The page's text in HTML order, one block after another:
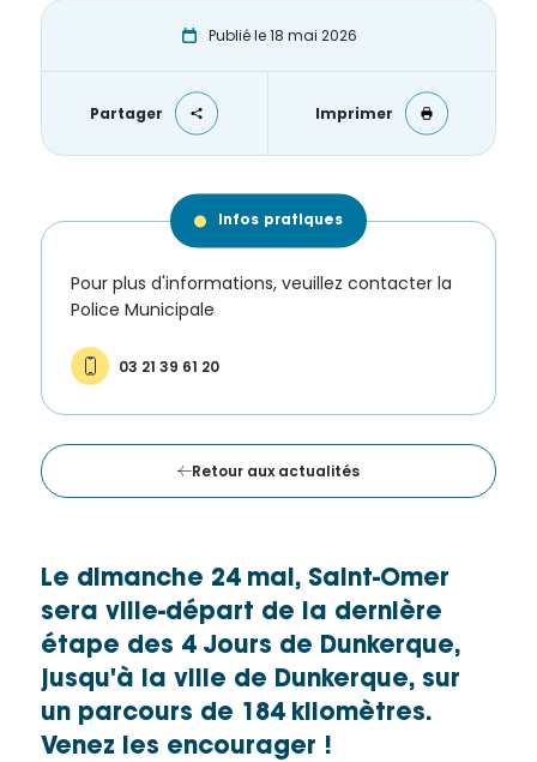
Publié le 18 mai 2026
Partager Imprimer
Infos pratiques
Pour plus d'informations, veuillez contacter la
Police Municipale
03 21 39 61 20
Retour aux actualités
Le dimanche 24 mai, Saint-Omer
sera ville-départ de la dernière
étape des 4 Jours de Dunkerque,
jusqu'à la ville de Dunkerque, sur
un parcours de 184 kilomètres.
Venez les encourager !
de la
Ville et
de ses
partenaires.
(*Champs
obligatoires)
Si vous
êtes déjà
inscrit(e)
désinscrire
cliquez ici.